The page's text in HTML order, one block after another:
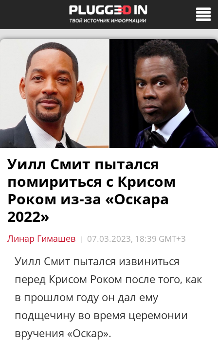
Уилл Смит пытался
помириться с Крисом
Роком из-за «Оскара
2022»
Линар Гимашев | 07.03.2023, 18:39 GMT+3
Уилл Смит пытался извиниться
перед Крисом Роком после того, как
в прошлом году он дал ему
подщечину во время церемонии
вручения «Оскар».